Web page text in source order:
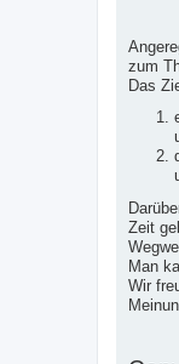
zum
Das
Zeit
Man
Wir